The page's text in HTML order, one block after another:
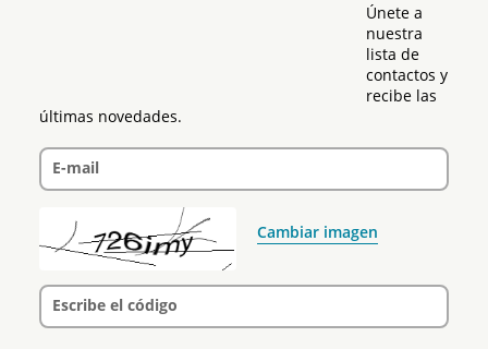
Únete a
nuestra
lista de
contactos y
recibe las
últimas novedades.
E-mail
Cambiar imagen
Escribe el código